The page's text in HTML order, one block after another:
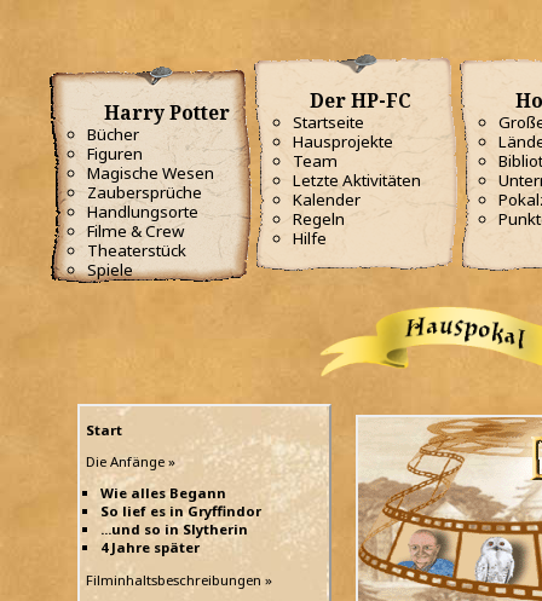
Harry Potter
Bücher
Figuren
Magische Wesen
Zaubersprüche
Handlungsorte
Filme & Crew
Theaterstück
Spiele
Der HP-FC
Startseite
Hausprojekte
Team
Letzte Aktivitäten
Kalender
Regeln
Hilfe
Start
Die Anfänge »
Wie alles Begann
So lief es in Gryffindor
...und so in Slytherin
4 Jahre später
Filminhaltsbeschreibungen »